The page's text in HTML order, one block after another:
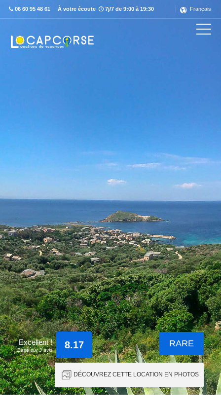
06 60 95 48 61 À votre écoute 7j/7 de 9:00 à 19:30 Français
Excellent !
Basé sur 3 avis 8.17 RARE
DÉCOUVREZ CETTE LOCATION EN PHOTOS